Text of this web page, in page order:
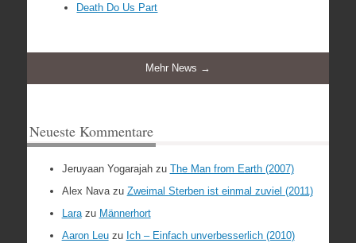
Death Do Us Part
Mehr News →
Neueste Kommentare
Jeruyaan Yogarajahzu The Man from Earth (2007)
Alex Navazu Zweimal Sterben ist einmal zuviel (2011)
Larazu Männerhort
Aaron Leuzu Ich – Einfach unverbesserlich (2010)